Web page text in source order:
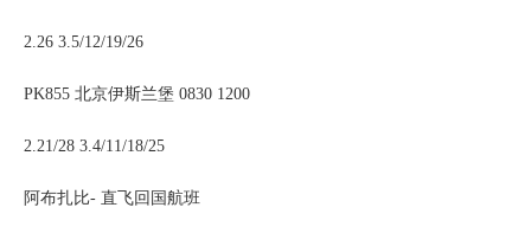
2.26 3.5/12/19/26
PK855 北京伊斯兰堡 0830 1200
2.21/28 3.4/11/18/25
阿布扎比- 直飞回国航班